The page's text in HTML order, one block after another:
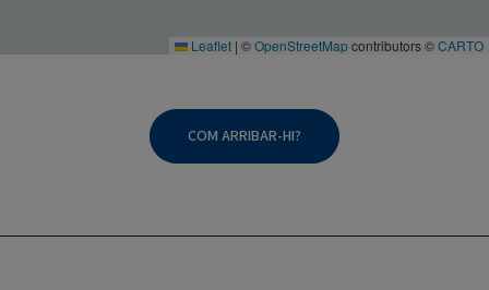
Leaflet | ©OpenStreetMapcontributors ©CARTO
COM ARRIBAR-HI?